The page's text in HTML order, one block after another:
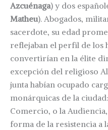
Azcuénaga) y dos
Matheu). Abogados,
sacerdote, su edad
reflejaban el perfil de los
convertirían en la élite
excepción del religioso
junta habían ocupado
monárquicas de la
Comercio, o la
forma de la resistencia a